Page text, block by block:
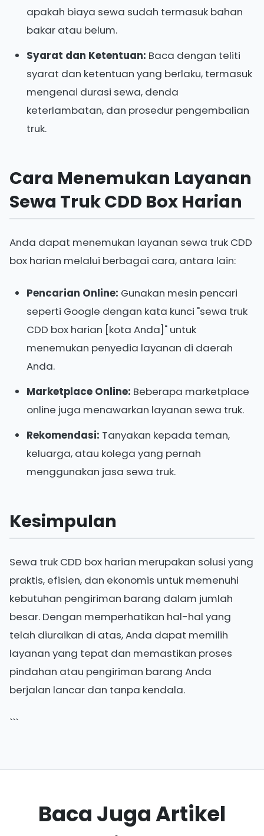
apakah biaya sewa sudah termasuk bahan
bakar atau belum.
Syarat dan Ketentuan: Baca dengan teliti
syarat dan ketentuan yang berlaku, termasuk
mengenai durasi sewa, denda
keterlambatan, dan prosedur pengembalian
truk.
Cara Menemukan Layanan
Sewa Truk CDD Box Harian
Anda dapat menemukan layanan sewa truk CDD
box harian melalui berbagai cara, antara lain:
Pencarian Online: Gunakan mesin pencari
seperti Google dengan kata kunci "sewa truk
CDD box harian [kota Anda]" untuk
menemukan penyedia layanan di daerah
Anda.
Marketplace Online: Beberapa marketplace
online juga menawarkan layanan sewa truk.
Rekomendasi: Tanyakan kepada teman,
keluarga, atau kolega yang pernah
menggunakan jasa sewa truk.
Kesimpulan
Sewa truk CDD box harian merupakan solusi yang
praktis, efisien, dan ekonomis untuk memenuhi
kebutuhan pengiriman barang dalam jumlah
besar. Dengan memperhatikan hal-hal yang
telah diuraikan di atas, Anda dapat memilih
layanan yang tepat dan memastikan proses
pindahan atau pengiriman barang Anda
berjalan lancar dan tanpa kendala.
```
Baca Juga Artikel